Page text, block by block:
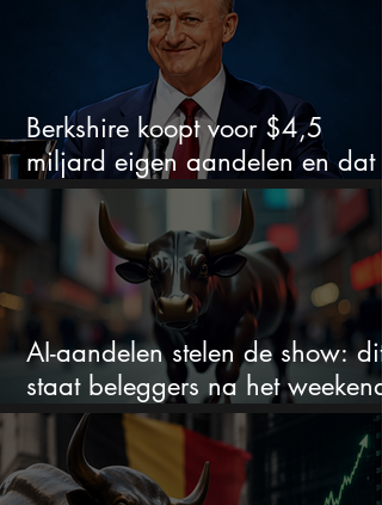
Berkshire koopt voor $4,5
miljard eigen aandelen en dat
zegt veel over de waardering
AI-aandelen stelen de show: dit
staat beleggers na het weekend
te wachten